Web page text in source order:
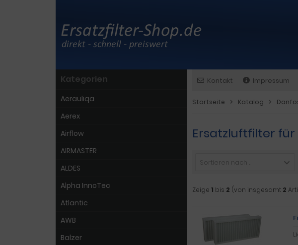
Kontakt Impressum
Startseite Katalog
Ersatzluftfilter für
Sortieren nach ...
Zeige 1 bis 2 (von insgesamt 2
Kategorien
Aerauliqa
Aerex
Airflow
AIRMASTER
ALDES
Alpha InnoTec
Atlantic
AWB
Balzer